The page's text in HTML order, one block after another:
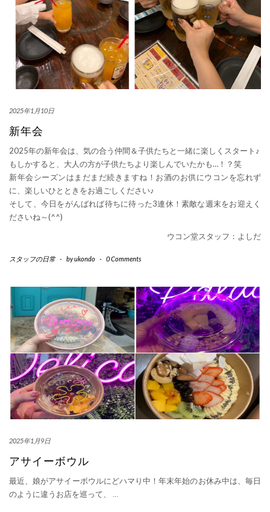
2025年1月10日
新年会
2025年の新年会は、気の合う仲間＆子供たちと一緒に楽しくスタート♪
もしかすると、大人の方が子供たちより楽しんでいたかも…！？笑
新年会シーズンはまだまだ続きますね！お酒のお供にウコンを忘れず
に、楽しいひとときをお過ごしください♪
そして、今日をがんばれば待ちに待った3連休！素敵な週末をお迎えく
ださいね～(^^)
ウコン堂スタッフ：よしだ
スタッフの日常 - byukondo - 0 Comments
2025年1月9日
アサイーボウル
最近、娘がアサイーボウルにどハマり中！年末年始のお休み中は、毎日
のように違うお店を巡って、 …